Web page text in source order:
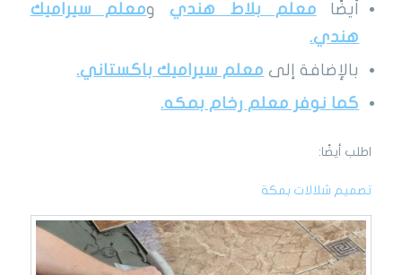
أيضًا معلم بلاط هنديومعلم سيراميك
هندي.
بالإضافة إلى معلم سيراميك باكستاني.
كما نوفر معلم رخام بمكه.
اطلب أيضًا:
تصميم شلالات بمكة